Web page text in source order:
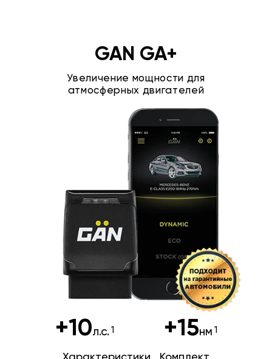
GAN GA+
Увеличение мощности для
атмосферных двигателей
+10л.с. +15нм